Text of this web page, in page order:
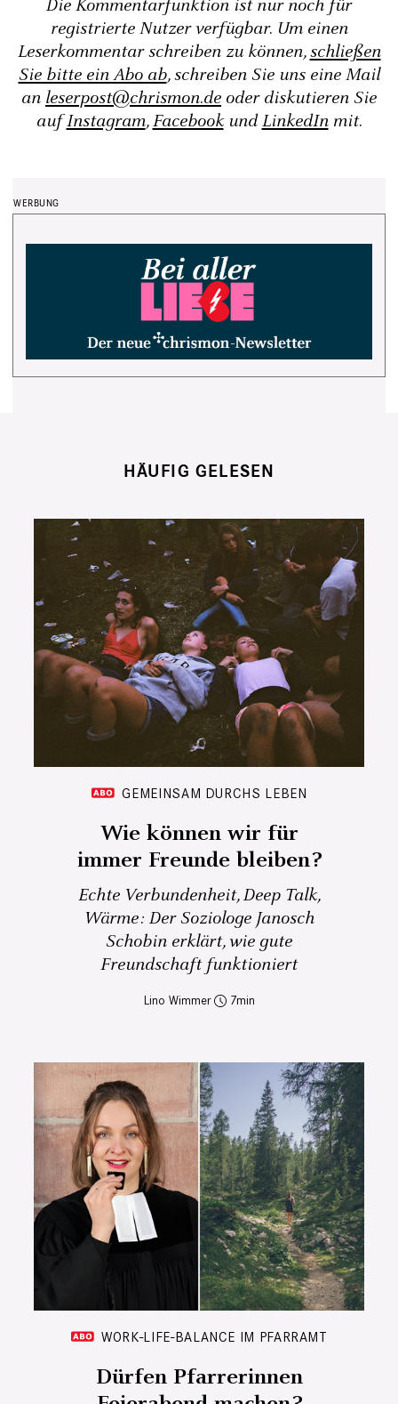
Die Kommentarfunktion ist nur noch für
registrierte Nutzer verfügbar. Um einen
Leserkommentar schreiben zu können,schließen
Sie bitte ein Abo ab, schreiben Sie uns eine Mail
an leserpost@chrismon.de oder diskutieren Sie
aufInstagram,FacebookundLinkedInmit.
HÄUFIG GELESEN
GEMEINSAM DURCHS LEBEN
Wie können wir für
immer Freunde bleiben?
Echte Verbundenheit, Deep Talk,
Wärme: Der Soziologe Janosch
Schobin erklärt, wie gute
Freundschaft funktioniert
Lino Wimmer 7
WORK-LIFE-BALANCE IM PFARRAMT
Dürfen Pfarrerinnen